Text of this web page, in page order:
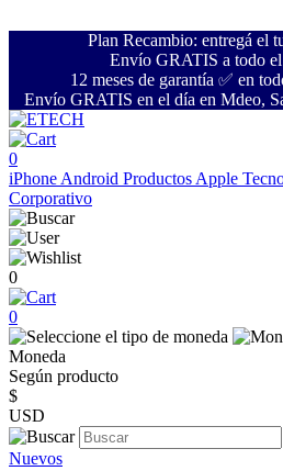
Plan Recambio: entregá el
Envío GRATIS a todo
12 meses de garantía ✅ en
Envío GRATIS en el día en Mdeo,
0
iPhone Android Productos Apple
Corporativo
0
0
Moneda
Según producto
$
USD
Nuevos